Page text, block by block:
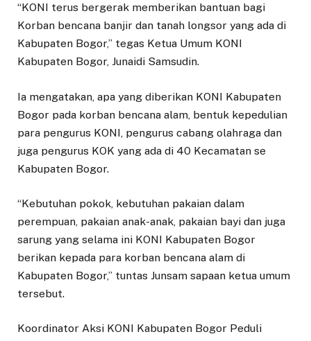
“KONI terus bergerak memberikan bantuan bagi
Korban bencana banjir dan tanah longsor yang ada di
Kabupaten Bogor,” tegas Ketua Umum KONI
Kabupaten Bogor, Junaidi Samsudin.
Ia mengatakan, apa yang diberikan KONI Kabupaten
Bogor pada korban bencana alam, bentuk kepedulian
para pengurus KONI, pengurus cabang olahraga dan
juga pengurus KOK yang ada di 40 Kecamatan se
Kabupaten Bogor.
“Kebutuhan pokok, kebutuhan pakaian dalam
perempuan, pakaian anak-anak, pakaian bayi dan juga
sarung yang selama ini KONI Kabupaten Bogor
berikan kepada para korban bencana alam di
Kabupaten Bogor,” tuntas Junsam sapaan ketua umum
tersebut.
Koordinator Aksi KONI Kabupaten Bogor Peduli